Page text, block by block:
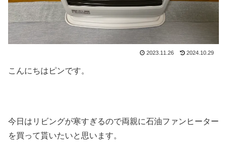
2023.11.26 2024.10.29
こんにちはピンです。
今日はリビングが寒すぎるので両親に石油ファンヒーター
を買って貰いたいと思います。